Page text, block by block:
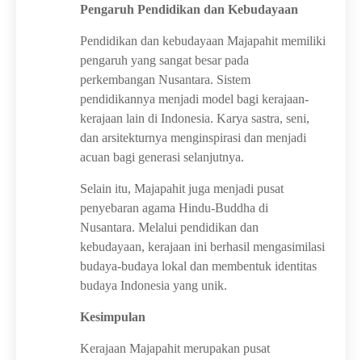
Pengaruh Pendidikan dan Kebudayaan
Pendidikan dan kebudayaan Majapahit memiliki
pengaruh yang sangat besar pada
perkembangan Nusantara. Sistem
pendidikannya menjadi model bagi kerajaan-
kerajaan lain di Indonesia. Karya sastra, seni,
dan arsitekturnya menginspirasi dan menjadi
acuan bagi generasi selanjutnya.
Selain itu, Majapahit juga menjadi pusat
penyebaran agama Hindu-Buddha di
Nusantara. Melalui pendidikan dan
kebudayaan, kerajaan ini berhasil mengasimilasi
budaya-budaya lokal dan membentuk identitas
budaya Indonesia yang unik.
Kesimpulan
Kerajaan Majapahit merupakan pusat